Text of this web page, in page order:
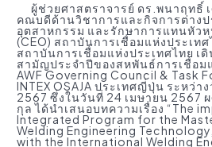
ผู้ช่วยศาสตราจารย์ ดร.พนาฤทธิ์
คณบดีด้านวิชาการและกิจการต่าง
อุตสาหกรรม และรักษาการแทนหัว
(CEO) สถาบันการเชื่อมแห่งประเท
สถาบันการเชื่อมแห่งประเทศไทย เ
สามัญประจำปีของสหพันธ์การเชื่อมแ
AWF Governing Council & Task
INTEX OSAJA ประเทศญี่ปุ่น ระหว่
2567 ซึ่งในวันที่ 24 เมษายน 2567
กุล ได้นำเสนอบทความเรื่อง “The
Integrated Program for the
Welding Engineering
with the International Welding